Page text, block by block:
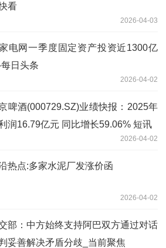
看
2026-04-03
电网一季度固定资产投资近1300亿
日头条
2026-04-02
啤酒(000729.SZ)业绩快报：2025年
润16.79亿元 同比增长59.06% 短讯
2026-04-02
热点:多家水泥厂发涨价函
2026-04-02
部：中方始终支持阿巴双方通过对话
妥善解决矛盾分歧_当前聚焦